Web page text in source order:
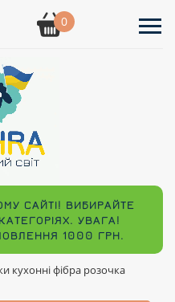
0
САЙТІ! ВИБИРАЙТЕ
УВАГА!
1000 ГРН.
кухонні фібра розочка